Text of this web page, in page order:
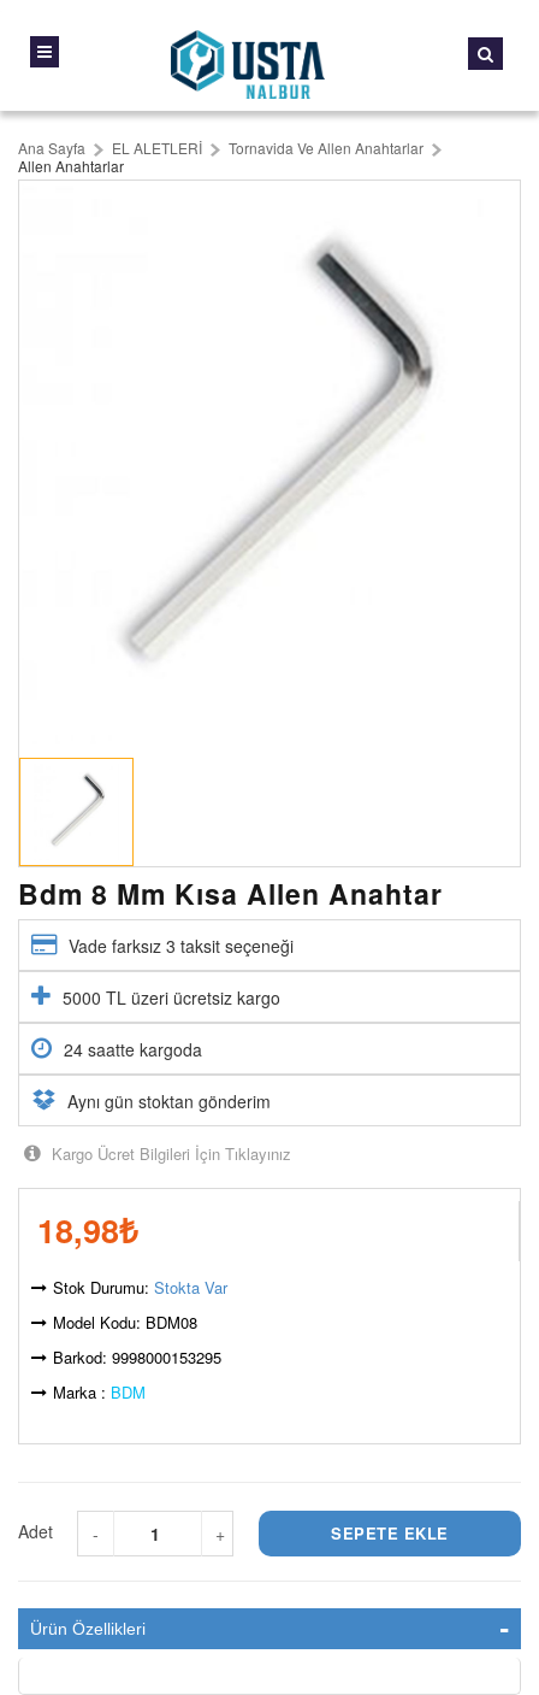
Ana Sayfa EL ALETLERİ
Tornavida Ve Allen Anahtarlar
Allen Anahtarlar
Bdm 8 Mm Kısa Allen Anahtar
Vade farksız 3 taksit seçeneği
5000 TL üzeri ücretsiz kargo
24 saatte kargoda
Aynı gün stoktan gönderim
Kargo Ücret Bilgileri İçin Tıklayınız
18,98₺
Stok Durumu: Stokta Var
Model Kodu: BDM08
Barkod: 9998000153295
Marka : BDM
Adet +
-
Ürün Özellikleri